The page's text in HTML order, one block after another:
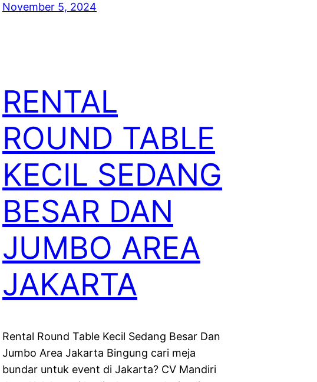
November 5, 2024
RENTAL
ROUND TABLE
KECIL SEDANG
BESAR DAN
JUMBO AREA
JAKARTA
Rental Round Table Kecil Sedang Besar Dan
Jumbo Area Jakarta Bingung cari meja
bundar untuk event di Jakarta? CV Mandiri